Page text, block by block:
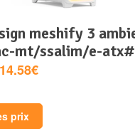
mt/ssalim/e-atx#
prix